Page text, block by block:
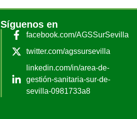
Síguenos en
facebook.com/AGSSurSevilla
twitter.com/agssursevilla
linkedin.com/in/area-de-
gestión-sanitaria-sur-de-
sevilla-0981733a8